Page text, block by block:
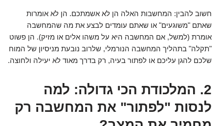
חשוב להבין: המחשבות האלה הן לא אשמתכם. הן לא אומרות
שאתם "משוגעים" או שאתם עומדים לבצע את מה שהמחשבה
אומרת (למשל, אם המחשבה היא על משהו אלים או מזיק). הן פשוט
"תקלה" בתהליך המחשבה הנורמלי, שלרוב נובעת מניסיון של המוח
שלכם להגן עליכם או לפתור בעיה, רק בדרך מאוד לא יעילה ולחוצה.
2. המלכודת הכי גדולה: למה
לנסות "לפתור" את המחשבה רק